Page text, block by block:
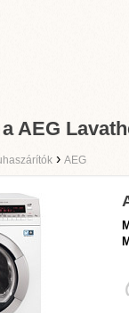
AEG
› AEG